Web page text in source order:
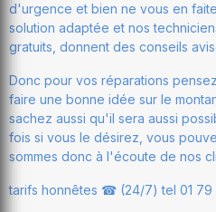
d'urgence et bien ne vous en
solution adaptée et nos
gratuits, donnent des conseils
Donc pour vos réparations
faire une bonne idée sur le
sachez aussi qu'il sera aussi
fois si vous le désirez, vous
sommes donc à l'écoute de nos
tarifs honnêtes ☎ (24/7) tel 01 79